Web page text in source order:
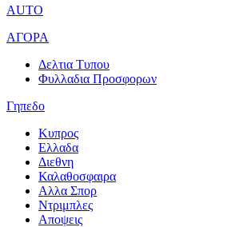
AUTO
ΑΓΟΡΑ
Δελτια Τυπου
Φυλλαδια Προσφορων
Γηπεδο
Κυπρος
Ελλαδα
Διεθνη
Καλαθοσφαιρα
Αλλα Σπορ
Ντριμπλες
Αποψεις